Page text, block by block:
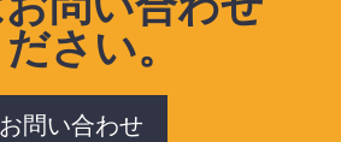
ださい。
お問い合わせ